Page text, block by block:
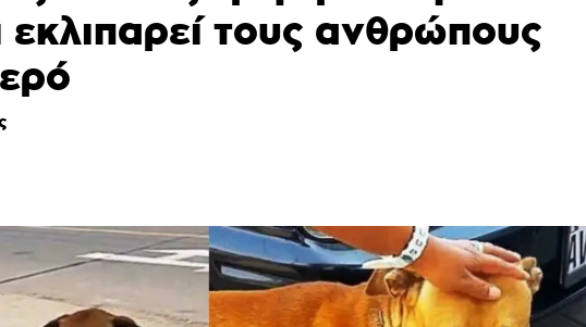
εκλιπαρεί τους ανθρώπους